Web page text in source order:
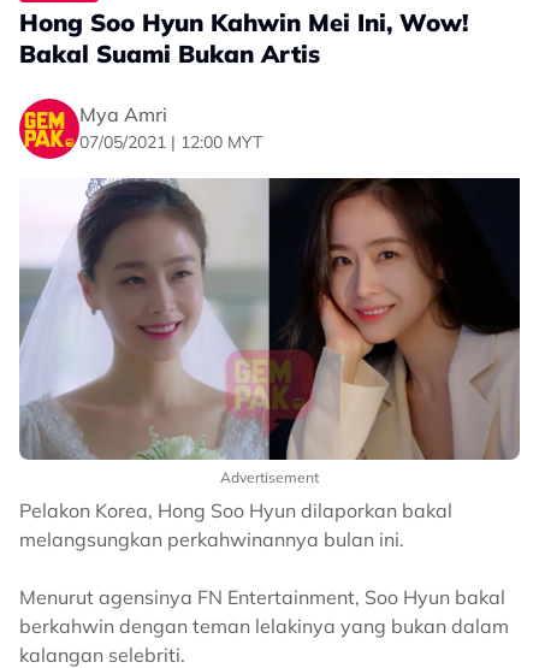
Hong Soo Hyun Kahwin Mei Ini, Wow!
Bakal Suami Bukan Artis
Mya Amri
07/05/2021 | 12:00 MYT
Advertisement
Pelakon Korea, Hong Soo Hyun dilaporkan bakal
melangsungkan perkahwinannya bulan ini.
Menurut agensinya FN Entertainment, Soo Hyun bakal
berkahwin dengan teman lelakinya yang bukan dalam
kalangan selebriti.